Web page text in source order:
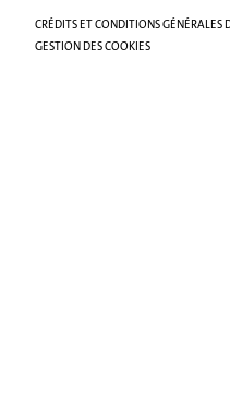
CRÉDITS ET CONDITIONS GÉNÉRALES
GESTION DES COOKIES